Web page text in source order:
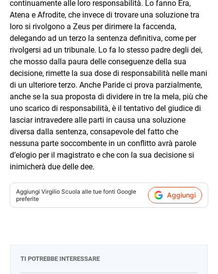
continuamente alle loro responsabilità. Lo fanno Era,
Atena e Afrodite, che invece di trovare una soluzione tra
loro si rivolgono a Zeus per dirimere la faccenda,
delegando ad un terzo la sentenza definitiva, come per
rivolgersi ad un tribunale. Lo fa lo stesso padre degli dei,
che mosso dalla paura delle conseguenze della sua
decisione, rimette la sua dose di responsabilità nelle mani
di un ulteriore terzo. Anche Paride ci prova parzialmente,
anche se la sua proposta di dividere in tre la mela, più che
uno scarico di responsabilità, è il tentativo del giudice di
lasciar intravedere alle parti in causa una soluzione
diversa dalla sentenza, consapevole del fatto che
nessuna parte soccombente in un conflitto avrà parole
d’elogio per il magistrato e che con la sua decisione si
inimicherà due delle dee.
Aggiungi Virgilio Scuola alle tue fonti Google
preferite
Aggiungi
TI POTREBBE INTERESSARE